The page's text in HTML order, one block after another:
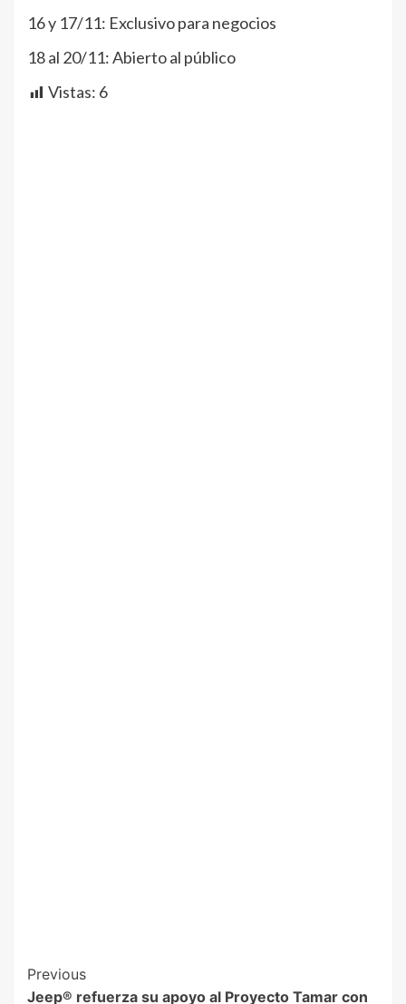
16 y 17/11: Exclusivo para negocios
18 al 20/11: Abierto al público
Vistas: 6
Previous
Jeep® refuerza su apoyo al Proyecto Tamar con